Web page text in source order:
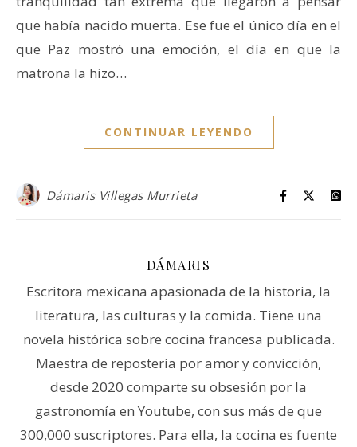
que había nacido muerta. Ese fue el único día en el
que Paz mostró una emoción, el día en que la
matrona la hizo…
CONTINUAR LEYENDO
Dámaris Villegas Murrieta
DÁMARIS
Escritora mexicana apasionada de la historia, la
literatura, las culturas y la comida. Tiene una
novela histórica sobre cocina francesa publicada.
Maestra de repostería por amor y convicción,
desde 2020 comparte su obsesión por la
gastronomía en Youtube, con sus más de que
300,000 suscriptores. Para ella, la cocina es fuente